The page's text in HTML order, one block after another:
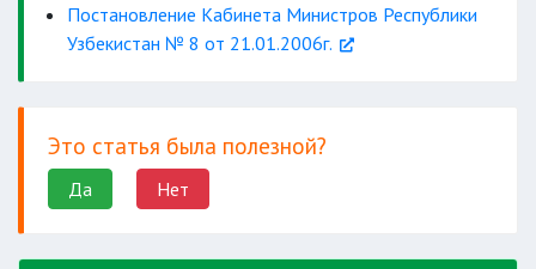
Постановление Кабинета Министров Республики
Узбекистан № 8 от 21.01.2006г.
Это статья была полезной?
Да Нет